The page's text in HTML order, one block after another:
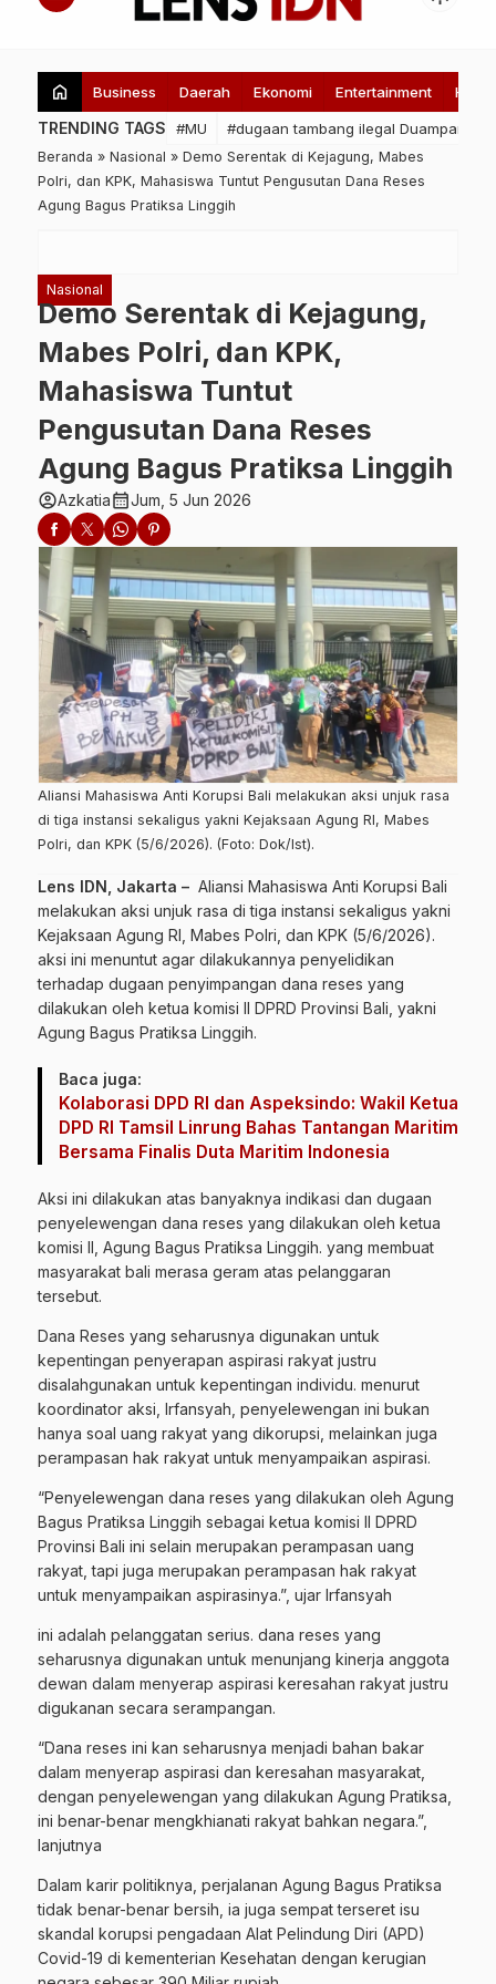
home Business Daerah Ekonomi Entertainment
TRENDING TAGS #MU #dugaan tambang ilegal Duampanua
Beranda » Nasional » Demo Serentak di Kejagung, Mabes
Polri, dan KPK, Mahasiswa Tuntut Pengusutan Dana Reses
Agung Bagus Pratiksa Linggih
Nasional
Demo Serentak di Kejagung,
Mabes Polri, dan KPK,
Mahasiswa Tuntut
Pengusutan Dana Reses
Agung Bagus Pratiksa Linggih
account_circleAzkatiacalendar_monthJum, 5 Jun 2026
Aliansi Mahasiswa Anti Korupsi Bali melakukan aksi unjuk rasa
di tiga instansi sekaligus yakni Kejaksaan Agung RI, Mabes
Polri, dan KPK (5/6/2026). (Foto: Dok/Ist).
Lens IDN, Jakarta – Aliansi Mahasiswa Anti Korupsi Bali
melakukan aksi unjuk rasa di tiga instansi sekaligus yakni
Kejaksaan Agung RI, Mabes Polri, dan KPK (5/6/2026).
aksi ini menuntut agar dilakukannya penyelidikan
terhadap dugaan penyimpangan dana reses yang
dilakukan oleh ketua komisi II DPRD Provinsi Bali, yakni
Agung Bagus Pratiksa Linggih.
Baca juga:
Kolaborasi DPD RI dan Aspeksindo: Wakil Ketua
DPD RI Tamsil Linrung Bahas Tantangan Maritim
Bersama Finalis Duta Maritim Indonesia
Aksi ini dilakukan atas banyaknya indikasi dan dugaan
penyelewengan dana reses yang dilakukan oleh ketua
komisi II, Agung Bagus Pratiksa Linggih. yang membuat
masyarakat bali merasa geram atas pelanggaran
tersebut.
Dana Reses yang seharusnya digunakan untuk
kepentingan penyerapan aspirasi rakyat justru
disalahgunakan untuk kepentingan individu. menurut
koordinator aksi, Irfansyah, penyelewengan ini bukan
hanya soal uang rakyat yang dikorupsi, melainkan juga
perampasan hak rakyat untuk menyampaikan aspirasi.
“Penyelewengan dana reses yang dilakukan oleh Agung
Bagus Pratiksa Linggih sebagai ketua komisi II DPRD
Provinsi Bali ini selain merupakan perampasan uang
rakyat, tapi juga merupakan perampasan hak rakyat
untuk menyampaikan aspirasinya.”, ujar Irfansyah
ini adalah pelanggatan serius. dana reses yang
seharusnya digunakan untuk menunjang kinerja anggota
dewan dalam menyerap aspirasi keresahan rakyat justru
digukanan secara serampangan.
“Dana reses ini kan seharusnya menjadi bahan bakar
dalam menyerap aspirasi dan keresahan masyarakat,
dengan penyelewengan yang dilakukan Agung Pratiksa,
ini benar-benar mengkhianati rakyat bahkan negara.”,
lanjutnya
Dalam karir politiknya, perjalanan Agung Bagus Pratiksa
tidak benar-benar bersih, ia juga sempat terseret isu
skandal korupsi pengadaan Alat Pelindung Diri (APD)
Covid-19 di kementerian Kesehatan dengan kerugian